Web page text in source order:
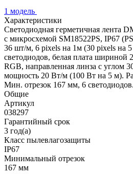
1 модель
Характеристики
Светодиодная герметичная лента
с микросхемой SM18522PS, IP67
36 шт/м, 6 pixels на 1м (30 pixels на
светодиодов, белая плата
RGB, направленная линза с углом
мощность 20 Вт/м (100 Вт на 5 м).
Мин. отрезок 167 мм, 6
Общие
Артикул
038297
Гарантийный срок
3 год(а)
Класс пылевлагозащиты
IP67
Минимальный отрезок
167 мм